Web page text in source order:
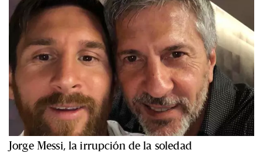
Jorge Messi, la irrupción de la soledad